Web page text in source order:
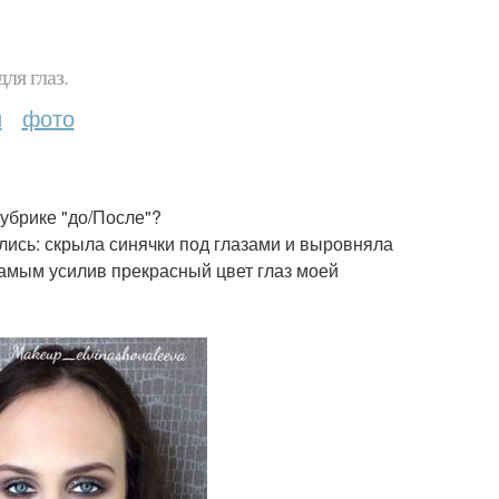
глаз.
фото
"до/После"?
скрыла синячки под глазами и выровняла
усилив прекрасный цвет глаз моей